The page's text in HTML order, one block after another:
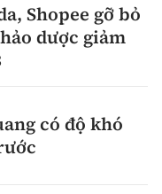
Shopee gỡ bỏ
dược giảm
có độ khó